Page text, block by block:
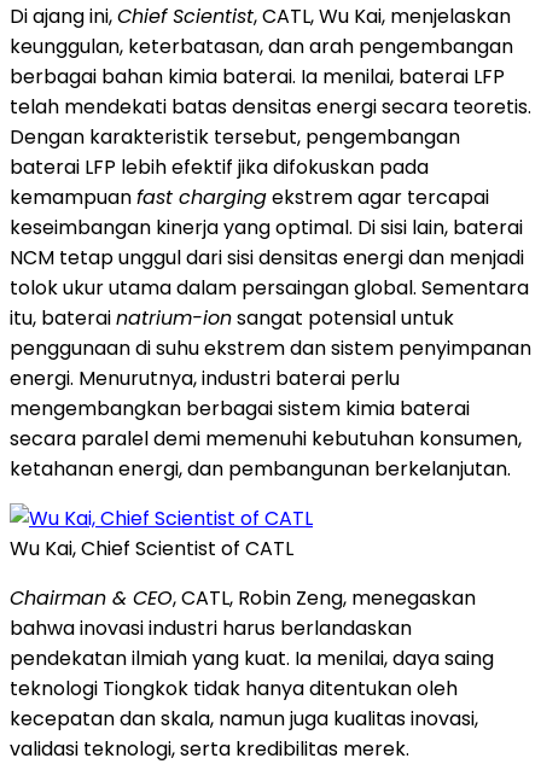
Di ajang ini,Chief Scientist, CATL, Wu Kai, menjelaskan
keunggulan, keterbatasan, dan arah pengembangan
berbagai bahan kimia baterai. Ia menilai, baterai LFP
telah mendekati batas densitas energi secara teoretis.
Dengan karakteristik tersebut, pengembangan
baterai LFP lebih efektif jika difokuskan pada
kemampuanfast chargingekstrem agar tercapai
keseimbangan kinerja yang optimal. Di sisi lain, baterai
NCM tetap unggul dari sisi densitas energi dan menjadi
tolok ukur utama dalam persaingan global. Sementara
itu, baterainatrium-ionsangat potensial untuk
penggunaan di suhu ekstrem dan sistem penyimpanan
energi. Menurutnya, industri baterai perlu
mengembangkan berbagai sistem kimia baterai
secara paralel demi memenuhi kebutuhan konsumen,
ketahanan energi, dan pembangunan berkelanjutan.
Wu Kai, Chief Scientist of CATL
Chairman & CEO, CATL, Robin Zeng, menegaskan
bahwa inovasi industri harus berlandaskan
pendekatan ilmiah yang kuat. Ia menilai, daya saing
teknologi Tiongkok tidak hanya ditentukan oleh
kecepatan dan skala, namun juga kualitas inovasi,
validasi teknologi, serta kredibilitas merek.